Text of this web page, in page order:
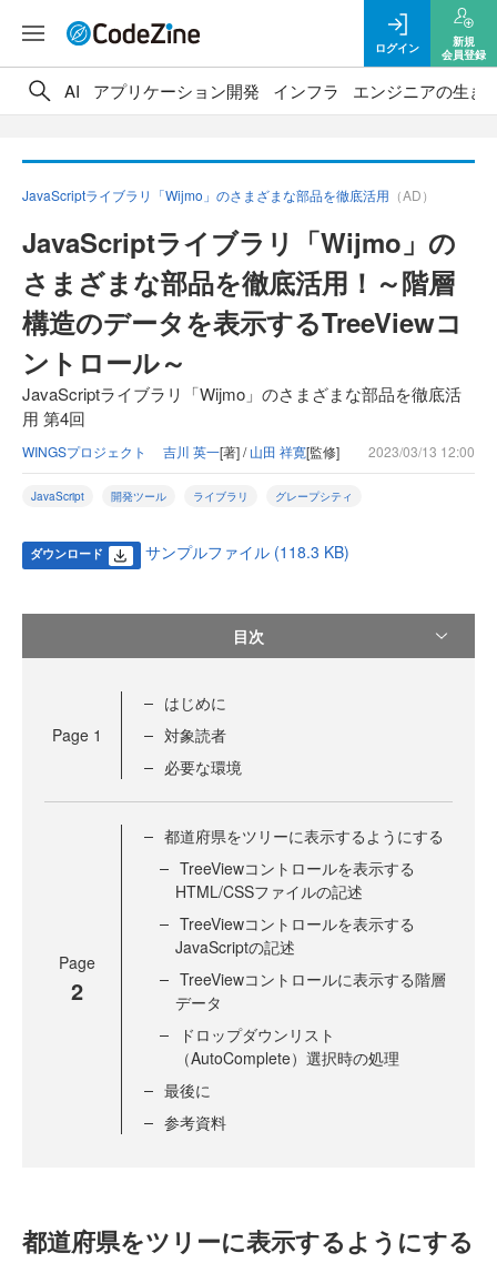
ログイン
新規
会員登録
AI アプリケーション開発 インフラ エンジニアの生き
JavaScriptライブラリ「Wijmo」のさまざまな部品を徹底活用 （AD）
JavaScriptライブラリ「Wijmo」の
さまざまな部品を徹底活用！～階層
構造のデータを表示するTreeViewコ
ントロール～
JavaScriptライブラリ「Wijmo」のさまざまな部品を徹底活
用 第4回
WINGSプロジェクト 吉川 英一[著] /山田 祥寛[監修] 2023/03/13 12:00
JavaScript 開発ツール ライブラリ グレープシティ
ダウンロード サンプルファイル (118.3 KB)
目次
Page 1
はじめに
対象読者
必要な環境
Page
2
都道府県をツリーに表示するようにする
TreeViewコントロールを表示する
HTML/CSSファイルの記述
TreeViewコントロールを表示する
JavaScriptの記述
TreeViewコントロールに表示する階層
データ
ドロップダウンリスト
（AutoComplete）選択時の処理
最後に
参考資料
都道府県をツリーに表示するようにする